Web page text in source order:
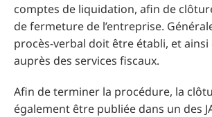
comptes de liquidation, afin de
de fermeture de l’entreprise.
procès-verbal doit être établi, et
auprès des services fiscaux.
Afin de terminer la procédure, la
également être publiée dans un des